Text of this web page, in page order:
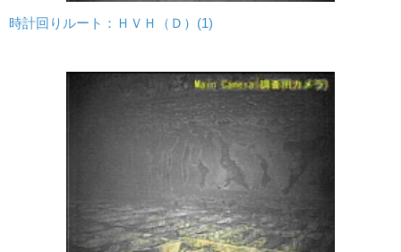
時計回りルート：ＨＶＨ（Ｄ）(1)